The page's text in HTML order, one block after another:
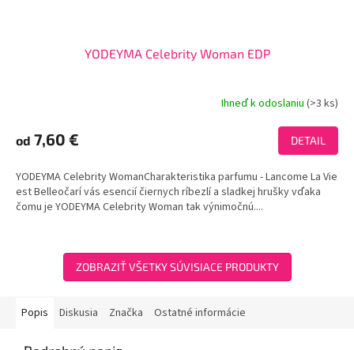
YODEYMA Celebrity Woman EDP
produktu
je
z
5
hviezdičiek.
Ihneď k odoslaniu(>3 ks)
od 7,60 € DETAIL
YODEYMA Celebrity WomanCharakteristika parfumu - Lancome La Vie
est Belleočarí vás esencií čiernych ríbezlí a sladkej hrušky vďaka
čomu je YODEYMA Celebrity Woman tak výnimočnú....
ZOBRAZIŤ VŠETKY SÚVISIACE PRODUKTY
Popis Diskusia Značka Ostatné informácie